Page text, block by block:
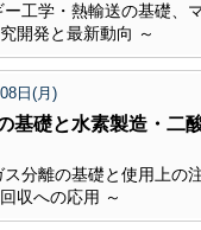
ー工学・熱輸送の基礎、
開発と最新動向 ～
日(月)
基礎と水素製造・
ス分離の基礎と使用上の
収への応用 ～